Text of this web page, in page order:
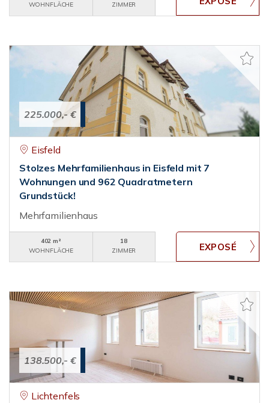
WOHNFLÄCHE
ZIMMER
225.000,- €
Eisfeld
Stolzes Mehrfamilienhaus in Eisfeld mit 7
Wohnungen und 962 Quadratmetern
Grundstück!
Mehrfamilienhaus
402 m²
WOHNFLÄCHE
18
ZIMMER
138.500,- €
Lichtenfels